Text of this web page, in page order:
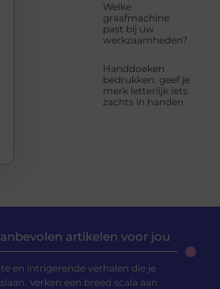
Welke
graafmachine
past bij uw
werkzaamheden?
Handdoeken
bedrukken: geef je
merk letterlijk iets
zachts in handen
artikelen voor jou
en intrigerende verhalen die je
Verken een breed scala aan